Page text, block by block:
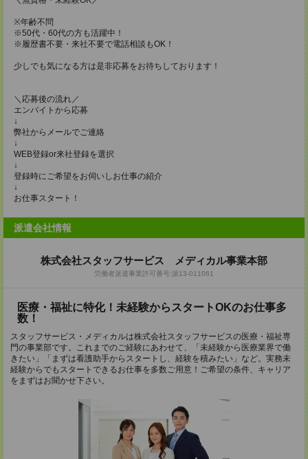
※年齢不問
※50代・60代の方も活躍中！
※履歴書不要・来社不要で電話相談もOK！
少しでも気になる方は是非応募をお待ちしております！
＼応募後の流れ／
エンバイトから応募
↓
弊社からメールでご連絡
↓
WEB登録or来社登録を選択
↓
登録時にご希望をお伺いしお仕事の紹介
↓
お仕事スタート！
派遣会社情報
株式会社スタッフサービス メディカル事業本部
労働者派遣事業許可番号:派13-011061
医療・福祉に特化！未経験からスタートOKのお仕事多
数！
スタッフサービス・メディカルは株式会社スタッフサービスの医療・福祉専
門の事業部です。これまでのご経験にあわせて、「未経験から医療業界で働
きたい」「まずは看護助手からスタートし、経験を積みたい」など。実務未
経験からでもスタートできるお仕事を多数ご用意！ご希望の条件、キャリア
をまずはお聞かせ下さい。